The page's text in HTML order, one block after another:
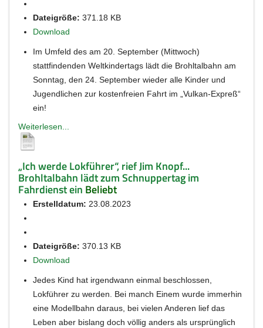
Dateigröße: 371.18 KB
Download
Im Umfeld des am 20. September (Mittwoch)
stattfindenden Weltkindertags lädt die Brohltalbahn am
Sonntag, den 24. September wieder alle Kinder und
Jugendlichen zur kostenfreien Fahrt im „Vulkan-Expreß“
ein!
Weiterlesen...
„Ich werde Lokführer“, rief Jim Knopf...
Brohltalbahn lädt zum Schnuppertag im
Fahrdienst ein Beliebt
Erstelldatum: 23.08.2023
Dateigröße: 370.13 KB
Download
Jedes Kind hat irgendwann einmal beschlossen,
Lokführer zu werden. Bei manch Einem wurde immerhin
eine Modellbahn daraus, bei vielen Anderen lief das
Leben aber bislang doch völlig anders als ursprünglich